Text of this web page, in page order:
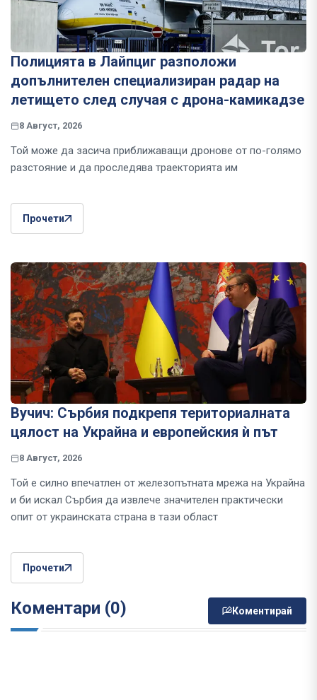
Полицията в Лайпциг разположи
допълнителен специализиран радар на
летището след случая с дрона-камикадзе
8 Август, 2026
Той може да засича приближаващи дронове от по-голямо
разстояние и да проследява траекторията им
Прочети
Вучич: Сърбия подкрепя териториалната
цялост на Украйна и европейския ѝ път
8 Август, 2026
Той е силно впечатлен от железопътната мрежа на Украйна
и би искал Сърбия да извлече значителен практически
опит от украинската страна в тази област
Прочети
Коментари (0) Коментирай